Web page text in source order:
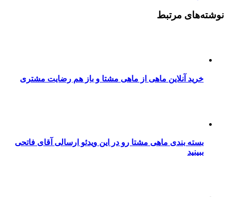
نوشته‌های مرتبط
خرید آنلاین ماهی از ماهی مشتا و باز هم رضایت مشتری
بسته بندی ماهی مشتا رو در این ویدئو ارسالی آقای فاتحی
ببینید